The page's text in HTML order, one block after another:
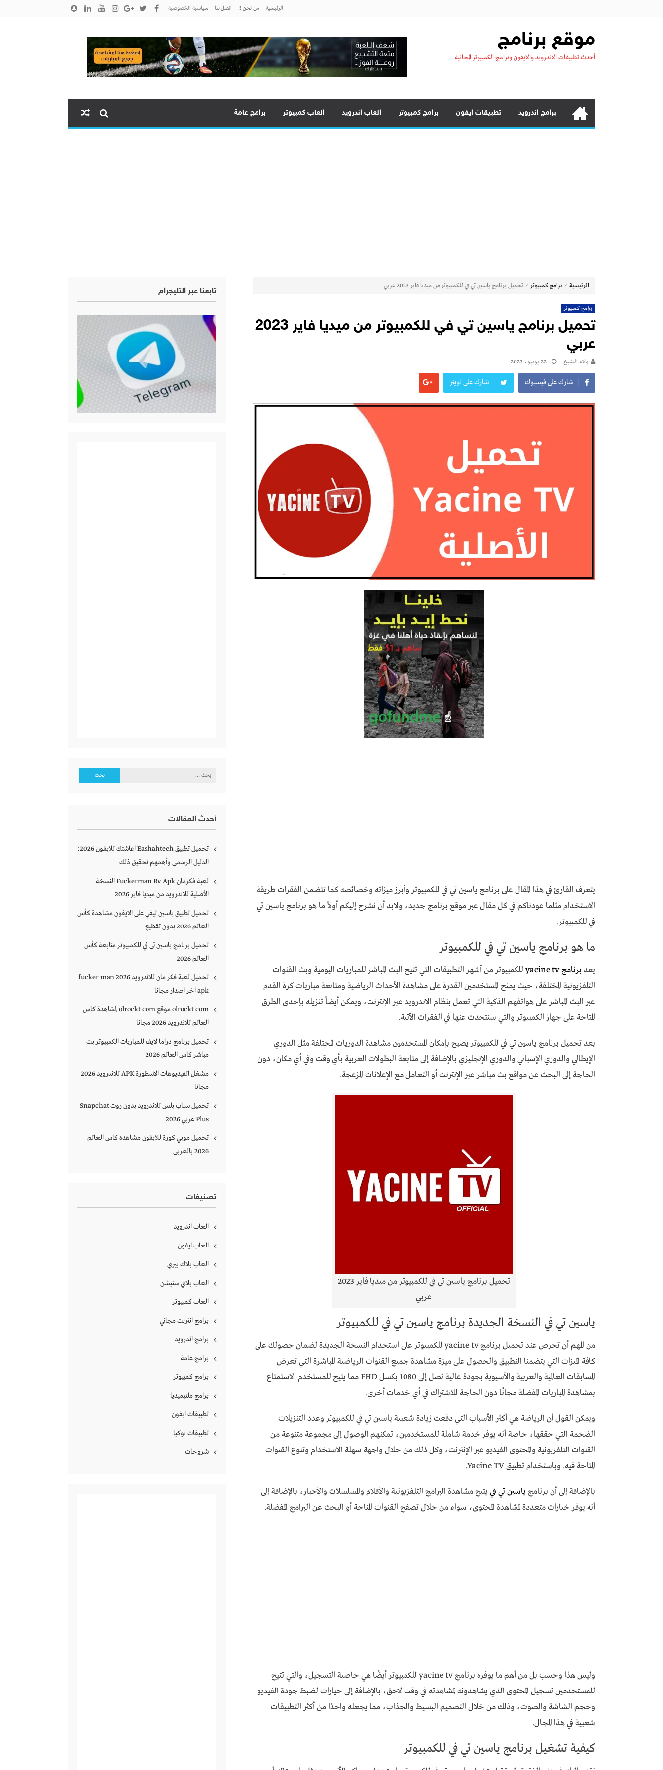
الرئيسية من نحن !! اتصل بنا سياسية الخصوصية
موقع برنامج
أحدث تطبيقات الاندرويد والايفون وبرامج الكمبيوتر المجانية
برامج اندرويد تطبيقات ايفون برامج كمبيوتر العاب اندرويد العاب كمبيوتر برامج عامة
الرئيسية ⁄ برامج كمبيوتر ⁄ تحميل برنامج ياسين تي في للكمبيوتر من ميديا فاير 2023 عربي
برامج كمبيوتر
تحميل برنامج ياسين تي في للكمبيوتر من ميديا فاير 2023
عربي
ولاء الشيخ 22 يونيو، 2023
شارك على فيسبوك شارك على تويتر
يتعرف القارئ في هذا المقال على برنامج ياسين تي في للكمبيوتر وأبرز ميزاته وخصائصه كما تتضمن الفقرات طريقة
الاستخدام مثلما عودناكم في كل مقال عبر موقع برنامج جديد، ولابد أن نشرح إليكم أولاً ما هو برنامج ياسين تي
في للكمبيوتر.
ما هو برنامج ياسين تي في للكمبيوتر
يعد برنامج yacine tv
للكمبيوتر من أشهر التطبيقات التي تتيح البث المباشر للمباريات اليومية وبث القنوات
التلفزيونية المختلفة، حيث يمنح المستخدمين القدرة على مشاهدة الأحداث الرياضية ومتابعة مباريات كرة القدم
عبر البث المباشر على هواتفهم الذكية التي تعمل بنظام الاندرويد عبر الإنترنت، ويمكن أيضاً تنزيله بإحدى الطرق
المتاحة على جهاز الكمبيوتر والتي سنتحدث عنها في الفقرات الآتية.
بعد تحميل برنامج ياسين تي في للكمبيوتر يصبح بإمكان المستخدمين مشاهدة الدوريات المختلفة مثل الدوري
الإيطالي والدوري الإسباني والدوري الإنجليزي بالإضافة إلى متابعة البطولات العربية بأي وقت وفي أي مكان، دون
الحاجة إلى البحث عن مواقع بث مباشر عبر الإنترنت أو التعامل مع الإعلانات المزعجة.
تحميل برنامج ياسين تي في للكمبيوتر من ميديا فاير 2023
عربي
ياسين تي في النسخة الجديدة برنامج ياسين تي في للكمبيوتر
من المهم أن تحرص عند تحميل برنامج yacine tv للكمبيوتر على استخدام النسخة الجديدة لضمان حصولك على
كافة الميزات التي يتضمنا التطبيق والحصول على ميزة مشاهدة جميع القنوات الرياضية المباشرة التي تعرض
المسابقات العالمية والعربية والآسيوية بجودة عالية تصل إلى 1080 بكسل FHD مما يتيح للمستخدم الاستمتاع
بمشاهدة المباريات المفضلة مجانًا دون الحاجة للاشتراك في أي خدمات أخرى.
ويمكن القول أن الرياضة هي أكثر الأسباب التي دفعت زيادة شعبية ياسين تي في للكمبيوتر وعدد التنزيلات
الضخمة التي حققها، خاصة أنه يوفر خدمة شاملة للمستخدمين، تمكنهم الوصول إلى مجموعة متنوعة من
القنوات التلفزيونية والمحتوى الفيديو عبر الإنترنت، وكل ذلك من خلال واجهة سهلة الاستخدام وتنوع القنوات
المتاحة فيه. وباستخدام تطبيق Yacine TV.
بالإضافة إلى أن برنامج ياسين تي في يتيح مشاهدة البرامج التلفزيونية والأفلام والمسلسلات والأخبار، بالإضافة إلى
أنه يوفر خيارات متعددة لمشاهدة المحتوى، سواء من خلال تصفح القنوات المتاحة أو البحث عن البرامج المفضلة.
وليس هذا وحسب بل من أهم ما يوفره برنامج yacine tv للكمبيوتر أيضًا هي خاصية التسجيل، والتي تتيح
للمستخدمين تسجيل المحتوى الذي يشاهدونه لمشاهدته في وقت لاحق، بالإضافة إلى خيارات لضبط جودة الفيديو
وحجم الشاشة والصوت، وذلك من خلال التصميم البسيط والجذاب، مما يجعله واحدًا من أكثر التطبيقات
شعبية في هذا المجال.
كيفية تشغيل برنامج ياسين تي في للكمبيوتر
تابعنا عبر التليجرام
البحث
أحدث المقالات
تحميل تطبيق Eashahtech اعاشتك للايفون 2026:
الدليل الرسمي وأهمهم تحقيق ذلك
لعبة فكرمان Fuckerman Rv Apk النسخة
الأصلية للاندرويد من ميديا فاير 2026
تحميل تطبيق ياسين تيفي على الايفون مشاهدة كأس
العالم 2026 بدون تقطيع
تحميل برنامج ياسين تي في للكمبيوتر متابعة كأس
العالم 2026
تحميل لعبة فكر مان للاندرويد 2026 fucker man
apk اخر اصدار مجانا
olrockt com موقع olrockt com لمشاهدة كاس
العالم للاندرويد 2026 مجانا
تحميل برنامج دراما لايف للمباريات الكمبيوتر بث
مباشر كاس العالم 2026
مشغل الفيديوهات الاسطورة APK للاندرويد 2026
مجانا
تحميل سناب بلس للاندرويد بدون روت Snapchat
Plus‏ عربي 2026
تحميل موبي كورة للايفون مشاهده كاس العالم
2026 بالعربي
تصنيفات
العاب اندرويد
العاب ايفون
العاب بلاك بيري
العاب بلاي ستيشن
العاب كمبيوتر
برامج انترنت مجاني
برامج اندرويد
برامج عامة
برامج كمبيوتر
برامج ملتيميديا
تطبيقات ايفون
تطبيقات نوكيا
شروحات